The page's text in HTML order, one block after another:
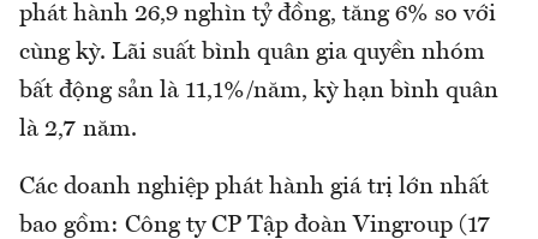
phát hành 26,9 nghìn tỷ đồng, tăng 6% so với
cùng kỳ. Lãi suất bình quân gia quyền nhóm
bất động sản là 11,1%/năm, kỳ hạn bình quân
là 2,7 năm.
Các doanh nghiệp phát hành giá trị lớn nhất
bao gồm: Công ty CP Tập đoàn Vingroup (17